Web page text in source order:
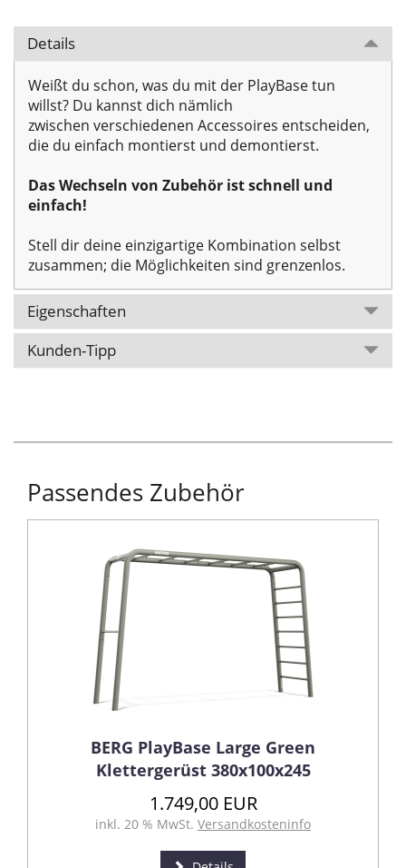
Details
Weißt du schon, was du mit der PlayBase tun
willst? Du kannst dich nämlich
zwischen verschiedenen Accessoires entscheiden,
die du einfach montierst und demontierst.
Das Wechseln von Zubehör ist schnell und
einfach!
Stell dir deine einzigartige Kombination selbst
zusammen; die Möglichkeiten sind grenzenlos.
Eigenschaften
Kunden-Tipp
Passendes Zubehör
BERG PlayBase Large Green
Klettergerüst 380x100x245
1.749,00 EUR
inkl. 20 % MwSt. Versandkosteninfo